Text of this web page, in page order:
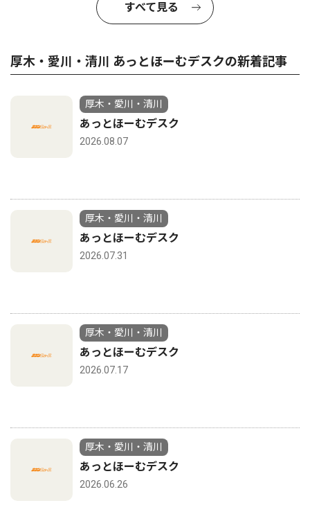
すべて見る
厚木・愛川・清川 あっとほーむデスクの新着記事
厚木・愛川・清川
あっとほーむデスク
2026.08.07
厚木・愛川・清川
あっとほーむデスク
2026.07.31
厚木・愛川・清川
あっとほーむデスク
2026.07.17
厚木・愛川・清川
あっとほーむデスク
2026.06.26